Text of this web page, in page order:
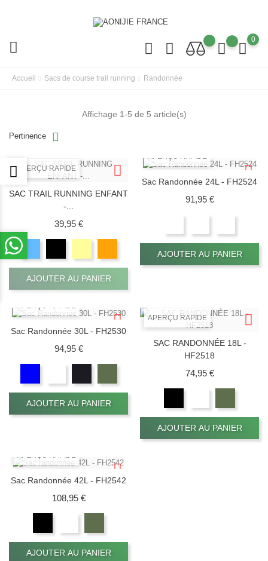
0
Accueil Sacs de course trail running Randonnée
Pertinence
Affichage 1-5 de 5 article(s)
APERÇU RAPIDE
SAC TRAIL RUNNING ENFANT
-...
39,95 €Prix
AJOUTER AU PANIER
APERÇU RAPIDE
Sac Randonnée 24L - FH2524
91,95 €Prix
AJOUTER AU PANIER
APERÇU RAPIDE
Sac Randonnée 30L - FH2530
94,95 €Prix
AJOUTER AU PANIER
APERÇU RAPIDE
SAC RANDONNÉE 18L -
HF2518
74,95 €Prix
AJOUTER AU PANIER
APERÇU RAPIDE
Sac Randonnée 42L - FH2542
108,95 €Prix
AJOUTER AU PANIER